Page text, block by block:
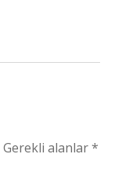
Gerekli alanlar*